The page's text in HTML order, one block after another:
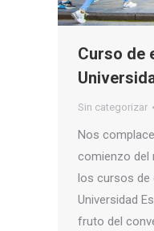
Curso de
Sin categorizar
Nos
comienzo del
los cursos
Universidad
fruto del